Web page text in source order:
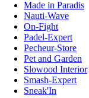
Made in Paradis
Nauti-Wave
On-Fight
Padel-Expert
Pecheur-Store
Pet and Garden
Slowood Interior
Smash-Expert
Sneak'In